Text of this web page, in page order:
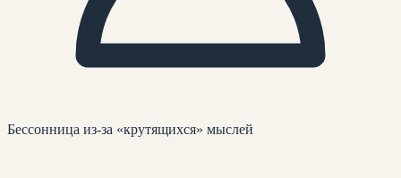
Бессонница из-за «крутящихся» мыслей